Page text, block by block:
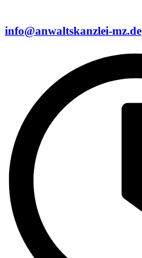
info@anwaltskanzlei-mz.de